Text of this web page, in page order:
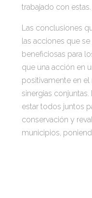
trabajado con estas.
Las conclusiones
las acciones que
beneficiosas para
que una acción en
positivamente en
sinergias
estar todos juntos
conservación y
municipios,